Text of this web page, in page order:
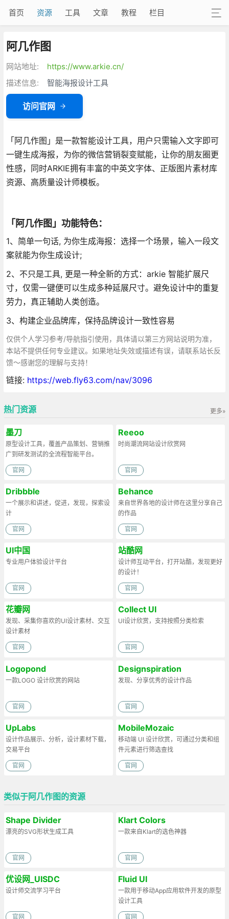
首页 资源 工具 文章 教程 栏目
阿几作图
网站地址:
https://www.arkie.cn/
描述信息:
智能海报设计工具
访问官网
「阿几作图」是一款智能设计工具，用户只需输入文字即可
一键生成海报，为你的微信营销裂变赋能，让你的朋友圈更
性感，同时ARKIE拥有丰富的中英文字体、正版图片素材库
资源、高质量设计师模板。
「阿几作图」功能特色：
1、简单一句话, 为你生成海报：选择一个场景，输入一段文
案就能为你生成设计;
2、不只是工具, 更是一种全新的方式：arkie 智能扩展尺
寸，仅需一键便可以生成多种延展尺寸。避免设计中的重复
劳力，真正辅助人类创造。
3、构建企业品牌库，保持品牌设计一致性容易
仅供个人学习参考/导航指引使用，具体请以第三方网站说明为准，
本站不提供任何专业建议。如果地址失效或描述有误，请联系站长反
馈～感谢您的理解与支持！
链接: https://web.fly63.com/nav/3096
更多»
热门资源
墨刀
原型设计工具，覆盖产品策划、营销推
广到研发测试的全流程智能平台。
官网
Reeoo
时尚潮流网站设计欣赏网
官网
Dribbble
一个展示和讲述，促进，发现，探索设
计
官网
Behance
来自世界各地的设计师在这里分享自己
的作品
官网
UI中国
专业用户体验设计平台
官网
站酷网
设计师互动平台，打开站酷，发现更好
的设计！
官网
花瓣网
发现、采集你喜欢的UI设计素材、交互
设计素材
官网
Collect UI
UI设计欣赏，支持按照分类检索
官网
Logopond
一款LOGO 设计欣赏的网站
官网
Designspiration
发现、分享优秀的设计作品
官网
UpLabs
设计作品展示、分析，设计素材下载，
交易平台
官网
MobileMozaic
移动端 UI 设计欣赏，可通过分类和组
件元素进行筛选查找
官网
类似于阿几作图的资源
Shape Divider
漂亮的SVG形状生成工具
官网
Klart Colors
一款来自Klart的选色神器
官网
优设网_UISDC
设计师交流学习平台
官网
Fluid UI
一款用于移动App应用软件开发的原型
设计工具
官网